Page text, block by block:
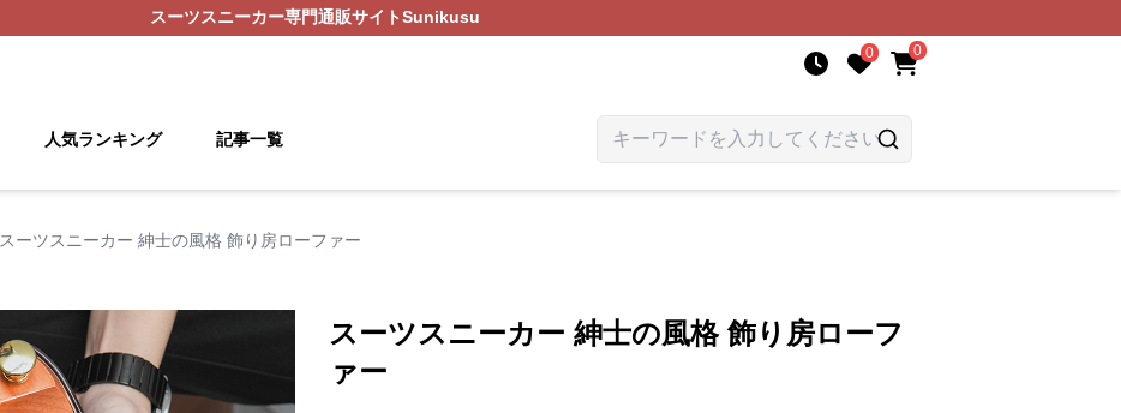
スーツスニーカー専門通販サイトSunikusu
0 0
人気ランキング 記事一覧
スーツスニーカー 紳士の風格 飾り房ローファー
スーツスニーカー 紳士の風格 飾り房ローフ
ァー